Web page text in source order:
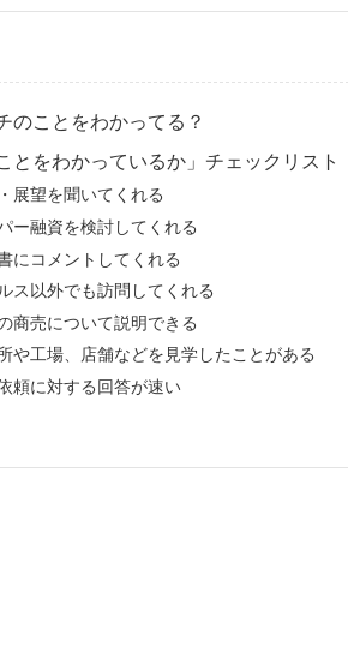
のことをわかってる？
とをわかっているか」チェックリスト
展望を聞いてくれる
ー融資を検討してくれる
にコメントしてくれる
ス以外でも訪問してくれる
商売について説明できる
や工場、店舗などを見学したことがある
頼に対する回答が速い